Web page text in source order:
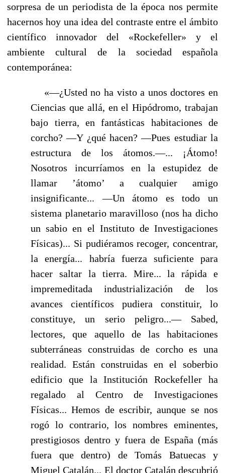
sorpresa de un periodista de la época nos permite
hacernos hoy una idea del contraste entre el ámbito
científico innovador del «Rockefeller» y el
ambiente cultural de la sociedad española
contemporánea:
«—¿Usted no ha visto a unos doctores en
Ciencias que allá, en el Hipó­dromo, trabajan
bajo tierra, en fantásticas habitaciones de
corcho? —Y ¿qué hacen? —Pues estudiar la
estructura de los átomos.—... ¡Átomo!
Nosotros incurríamos en la estupidez de
llamar ’átomo’ a cualquier amigo
insignificante... —Un átomo es todo un
sistema planetario maravilloso (nos ha dicho
un sabio en el Instituto de Investigaciones
Físicas)... Si pudiéramos recoger, concentrar,
la energía... habría fuerza suficiente para
hacer saltar la tierra. Mire... la rápida e
impremeditada industrialización de los
avances científicos pudiera constituir, lo
constituye, un serio peligro...— Sabed,
lectores, que aquello de las habitaciones
subterráneas construidas de corcho es una
realidad. Están construidas en el soberbio
edificio que la Institución Rockefeller ha
regalado al Centro de Investiga­ciones
Físicas... Hemos de escribir, aunque se nos
rogó lo contrario, los nombres eminentes,
prestigiosos dentro y fuera de España (más
fuera que dentro) de Tomás Batuecas y
Miguel Catalán... El doctor Catalán descu­brió